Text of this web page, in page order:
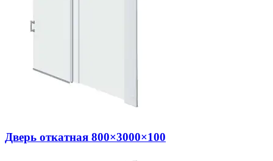
Дверь откатная 800×3000×100